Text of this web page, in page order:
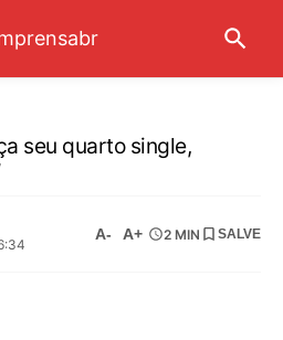
seu quarto single,
A- A+ 2 MIN SALVE